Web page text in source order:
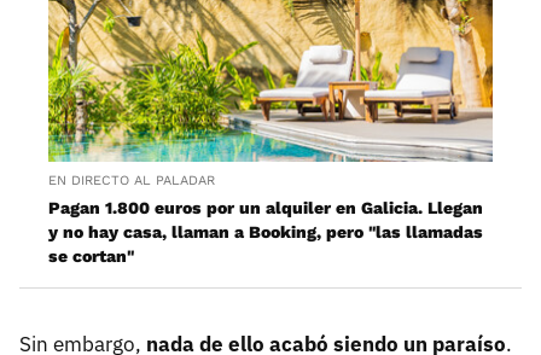
EN DIRECTO AL PALADAR
Pagan 1.800 euros por un alquiler en Galicia. Llegan
y no hay casa, llaman a Booking, pero "las llamadas
se cortan"
Sin embargo, nada de ello acabó siendo un paraíso.